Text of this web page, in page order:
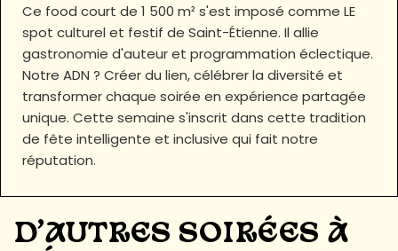
Ce food court de 1 500 m² s'est imposé comme LE
spot culturel et festif de Saint-Étienne. Il allie
gastronomie d'auteur et programmation éclectique.
Notre ADN ? Créer du lien, célébrer la diversité et
transformer chaque soirée en expérience partagée
unique. Cette semaine s'inscrit dans cette tradition
de fête intelligente et inclusive qui fait notre
réputation.
D'AUTRES SOIRÉES À